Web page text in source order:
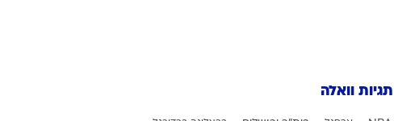
תגיות וואלה